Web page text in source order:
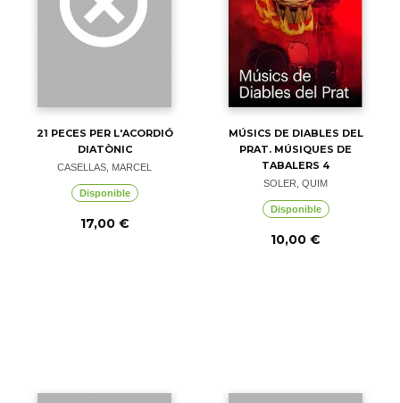
21 PECES PER L'ACORDIÓ
DIATÒNIC
CASELLAS, MARCEL
Disponible
17,00 €
MÚSICS DE DIABLES DEL
PRAT. MÚSIQUES DE
TABALERS 4
SOLER, QUIM
Disponible
10,00 €